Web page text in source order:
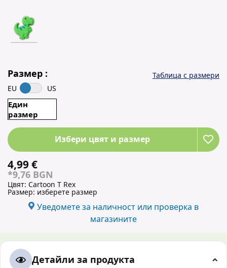
Размер :
EU US
Таблица с размери
Един
размер
Избери цвят и размер
4,99 €
*9,76 BGN
Цвят: Cartoon T Rex
Размер: изберете размер
Уведомете за наличност или проверка в
магазините
Детайли за продукта